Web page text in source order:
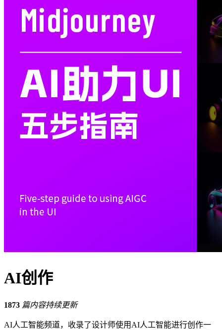
AI创作
1873 篇内容持续更新
AI人工智能频道，收录了设计师使用AI人工智能进行创作一